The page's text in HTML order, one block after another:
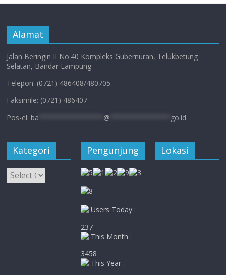
Alamat
Jalan Beringin II No.40 Kompleks Gubernuran, Telukbetung
Selatan, Bandar Lampung
Telepon: (0721) 486408/480705
Faksimile: (0721) 486407
Pos-el: ba @ go.id
Kategori
Kategori
Pengunjung
Users Today :
237
This Month :
3458
This Year :
Lokasi